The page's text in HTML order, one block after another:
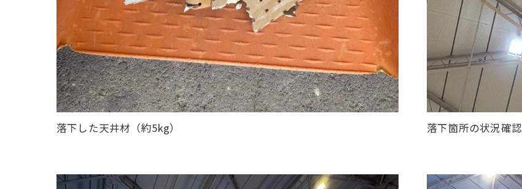
落下した天井材（約5kg） 落下箇所の状況確認